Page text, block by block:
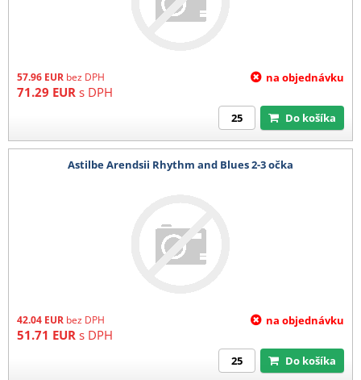
57.96 EUR bez DPH
71.29 EUR s DPH
na objednávku
Do košíka
Astilbe Arendsii Rhythm and Blues 2-3 očka
42.04 EUR bez DPH
51.71 EUR s DPH
na objednávku
Do košíka